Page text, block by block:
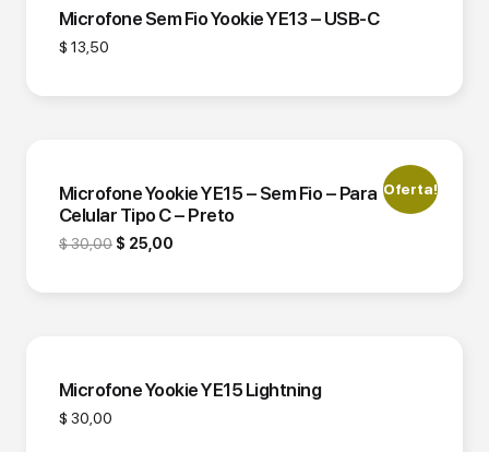
Microfone Sem Fio Yookie YE13 – USB-C
$ 13,50
Oferta!
Microfone Yookie YE15 – Sem Fio – Para
Celular Tipo C – Preto
$30,00 $ 25,00
Microfone Yookie YE15 Lightning
$ 30,00